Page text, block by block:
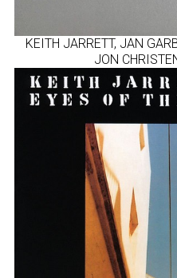
KEITH JARRETT, JAN
JON